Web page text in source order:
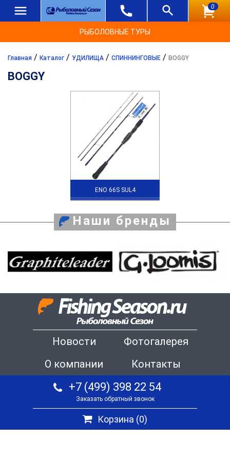
0
РЫБОЛОВНЫЕ ТУРЫ
Главная / Каталог / УДИЛИЩА / СПИННИНГОВЫЕ / BOGGY
BOGGY
ENO 66S SUL4
Наши бренды
Новости
Фотогалерея
О компании
Контакты
+7 (499) 398 22 54
Заказать обратный звонок
Корзина (0)